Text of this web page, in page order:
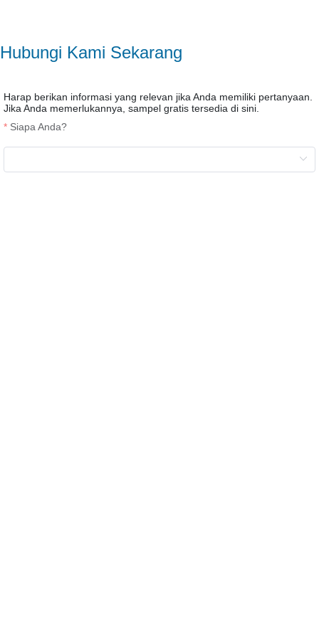
Hubungi Kami Sekarang
Harap berikan informasi yang relevan jika Anda memiliki pertanyaan.
Jika Anda memerlukannya, sampel gratis tersedia di sini.
Siapa Anda?